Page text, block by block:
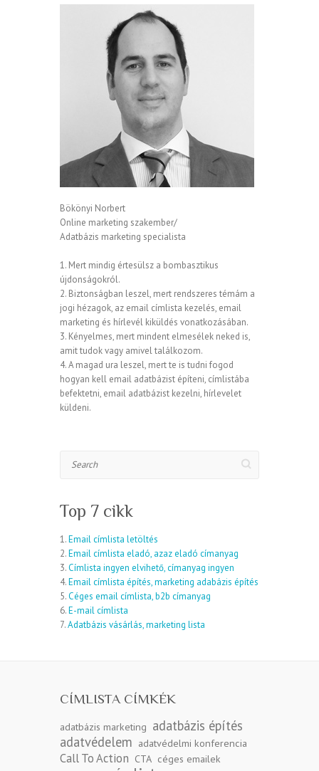
Bökönyi Norbert
Online marketing szakember/
Adatbázis marketing specialista
1. Mert mindig értesülsz a bombasztikus
újdonságokról.
2. Biztonságban leszel, mert rendszeres témám a
jogi hézagok, az email címlista kezelés, email
marketing és hírlevél kiküldés vonatkozásában.
3. Kényelmes, mert mindent elmesélek neked is,
amit tudok vagy amivel találkozom.
4. A magad ura leszel, mert te is tudni fogod
hogyan kell email adatbázist építeni, címlistába
befektetni, email adatbázist kezelni, hírlevelet
küldeni.
Top 7 cikk
1.Email címlista letöltés
2.Email címlista eladó, azaz eladó címanyag
3.Címlista ingyen elvihető, címanyag ingyen
4.Email címlista építés, marketing adabázis építés
5.Céges email címlista, b2b címanyag
6.E-mail címlista
7.Adatbázis vásárlás, marketing lista
CÍMLISTA CÍMKÉK
adatbázis marketing adatbázis építés
adatvédelem adatvédelmi konferencia
Call To Action CTA céges emailek